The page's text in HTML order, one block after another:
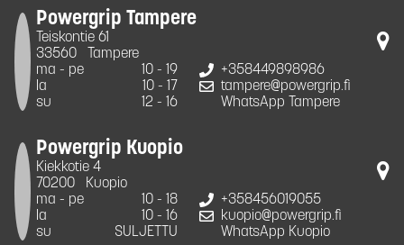
Powergrip Tampere
Teiskontie 61
33560
Tampere
ma - pe
10 - 19
la
10 - 17
su
12 - 16
+358449898986
tampere@powergrip.fi
WhatsApp Tampere
Powergrip Kuopio
Kiekkotie 4
70200
Kuopio
ma - pe
10 - 18
la
10 - 16
su
SULJETTU
+358456019055
kuopio@powergrip.fi
WhatsApp Kuopio